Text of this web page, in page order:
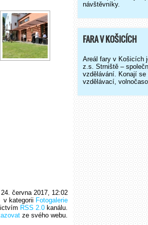
června 2017, 12:02
v kategorii Fotogalerie
RSS 2.0 kanálu.
ze svého webu.
návštěvníky.
FARA V KOŠICÍCH
Areál fary v Košicích
z.s. Strniště –
vzdělávání. Konají se
vzdělávací,